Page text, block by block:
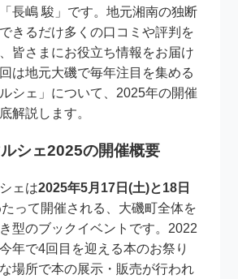
長嶋 駿」です。地元湘南の独断
きるだけ多くの口コミや評判を
皆さまにお役立ち情報をお届け
は地元大磯で毎年注目を集める
シェ」について、2025年の開催
解説します。
シェ2025の開催概要
ェは2025年5月17日(土)と18日
って開催される、大磯町全体を
型のブックイベントです。2022
年で4回目を迎える本のお祭り
場所で本の展示・販売が行われ